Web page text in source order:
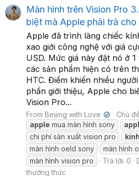
Màn hình trên Vision Pro
biệt mà Apple phải trả
Apple đã trình làng chiếc
xao giới công nghệ với giá
USD. Mức giá này đặt nó ở
các sản phẩm hiện có trên
HTC. Điểm khiến nhiều
phần giới thiệu, Apple cho
Vision Pro...
From Beijing with Love ✔ Chủ
apple mua màn hình sony
chi phí sản xuất vision pro
kính
màn hình oeld sony
màn hình
màn hình vision pro
Trả lời: 0
thường thức